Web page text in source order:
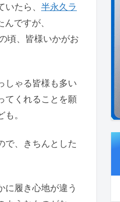
たら、 半永久ラ
ですが、
頃、皆様いかがお
しゃる皆様も多い
てくれることを願
。
で、きちんとした
に履き心地が違う